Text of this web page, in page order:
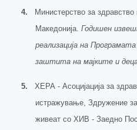
4.
Министерство за
Македонија. Годишен
реализација на
заштита на мајките и
5.
ХЕРА - Асоцијација за
истражување, Здружение
живеат со ХИВ - Заедно